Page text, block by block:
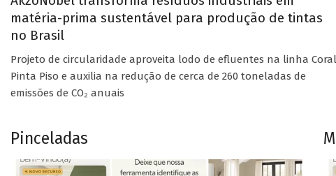
matéria-prima sustentável para produção de tintas
no Brasil
Projeto de circularidade aproveita lodo de efluentes na linha Coral
Pinta Piso e auxilia na redução de cerca de 260 toneladas de
emissões de CO₂ anuais
Pinceladas